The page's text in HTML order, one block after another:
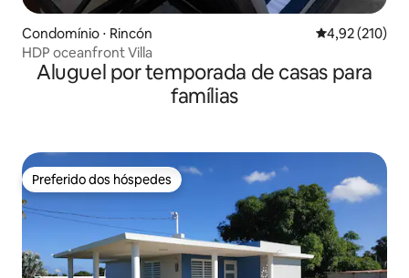
Condomínio ⋅ Rincón 4,92 de uma
4,92 (210)
HDP oceanfront Villa
Aluguel por temporada de casas para
famílias
Preferido dos hóspedes
Preferido dos hóspedes